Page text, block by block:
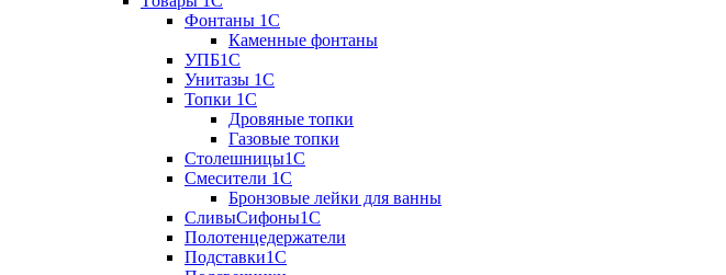
Фонтаны 1C
Каменные фонтаны
УПБ1С
Унитазы 1С
Топки 1С
Дровяные топки
Газовые топки
Столешницы1С
Смесители 1С
Бронзовые лейки для ванны
СливыСифоны1С
Полотенцедержатели
Подставки1С